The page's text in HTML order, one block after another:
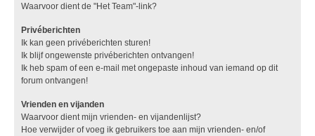
Waarvoor dient de "Het Team"-link?
Privéberichten
Ik kan geen privéberichten sturen!
Ik blijf ongewenste privéberichten ontvangen!
Ik heb spam of een e-mail met ongepaste inhoud van iemand op dit
forum ontvangen!
Vrienden en vijanden
Waarvoor dient mijn vrienden- en vijandenlijst?
Hoe verwijder of voeg ik gebruikers toe aan mijn vrienden- en/of